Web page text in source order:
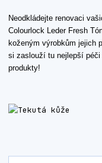
Neodkládejte renovaci
Colourlock Leder Fresh
koženým výrobkům jejich
si zaslouží tu nejlepší
produkty!